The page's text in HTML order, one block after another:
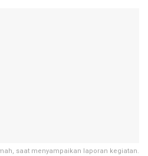
saat menyampaikan laporan kegiatan.